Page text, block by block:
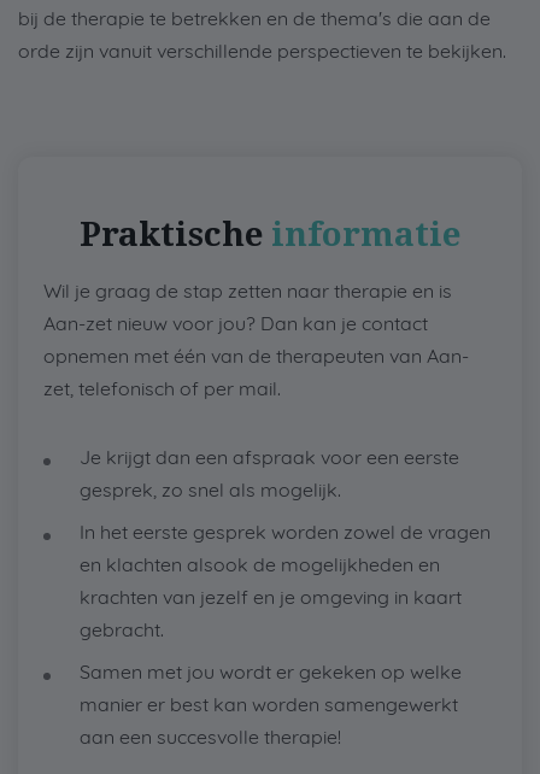
bij de therapie te betrekken en de thema's die aan de
orde zijn vanuit verschillende perspectieven te bekijken.
Praktische informatie
Wil je graag de stap zetten naar therapie en is
Aan-zet nieuw voor jou? Dan kan je contact
opnemen met één van de therapeuten van Aan-
zet, telefonisch of per mail.
Je krijgt dan een afspraak voor een eerste
gesprek, zo snel als mogelijk.
In het eerste gesprek worden zowel de vragen
en klachten alsook de mogelijkheden en
krachten van jezelf en je omgeving in kaart
gebracht.
Samen met jou wordt er gekeken op welke
manier er best kan worden samengewerkt
aan een succesvolle therapie!